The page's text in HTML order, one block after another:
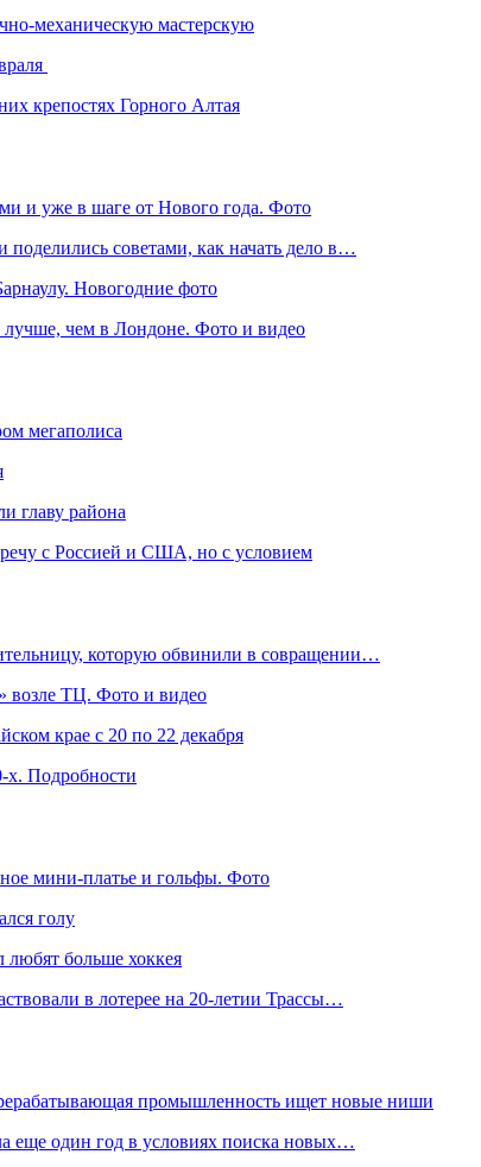
механическую мастерскую
крепостях Горного Алтая
и уже в шаге от Нового года. Фото
советами, как начать дело в…
Новогодние фото
лучше, чем в Лондоне. Фото и видео
мегаполиса
главу района
с Россией и США, но с условием
которую обвинили в совращении…
возле ТЦ. Фото и видео
крае с 20 по 22 декабря
х. Подробности
мини-платье и гольфы. Фото
голу
любят больше хоккея
в лотерее на 20-летии Трассы…
промышленность ищет новые ниши
еще один год в условиях поиска новых…